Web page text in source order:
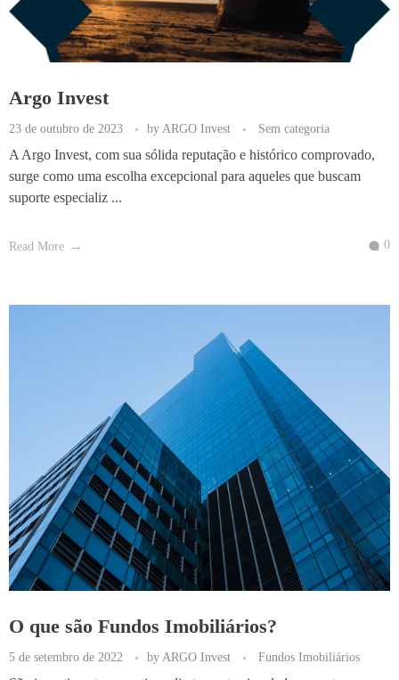
Argo Invest
23 de outubro de 2023 by ARGO Invest Sem categoria
A Argo Invest, com sua sólida reputação e histórico comprovado,
surge como uma escolha excepcional para aqueles que buscam
suporte especializ ...
Read More 0
O que são Fundos Imobiliários?
5 de setembro de 2022 by ARGO Invest Fundos Imobiliários